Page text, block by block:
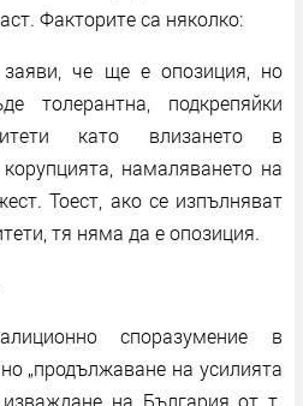
Факторите са няколко:
че ще е опозиция, но
толерантна, подкрепяйки
като влизането в
намаляването на
Тоест, ако се изпълняват
тя няма да е опозиция.
споразумение в
„продължаване на усилията
на България от т.